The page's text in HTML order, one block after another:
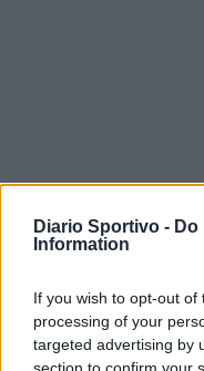
Diario Sportivo - Do
Information
If you wish to opt-out
processing of your
targeted advertising by
section to confirm your